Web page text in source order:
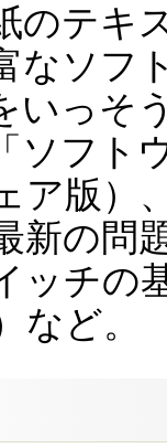
のテキ
なソフ
いっそ
ソフト
ア版）
新の問
ッチの
など。